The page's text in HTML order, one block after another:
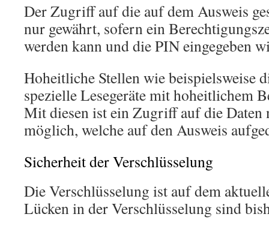
Der Zugriff auf die auf dem Ausweis
nur gewährt, sofern ein
werden kann und die PIN eingegeben
Hoheitliche Stellen wie beispielsweise
spezielle Lesegeräte mit hoheitlichem
Mit diesen ist ein Zugriff auf die Daten
möglich, welche auf den Ausweis
Sicherheit der Verschlüsselung
Die Verschlüsselung ist auf dem
Lücken in der Verschlüsselung sind